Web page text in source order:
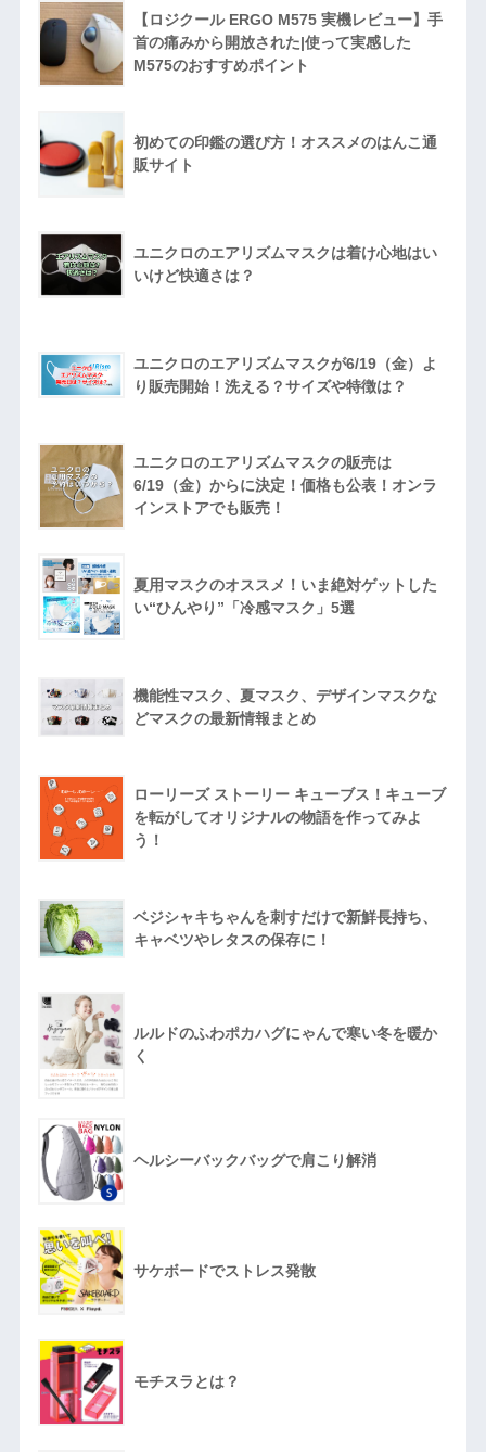
【ロジクール ERGO M575 実機レビュー】手
首の痛みから開放された|使って実感した
M575のおすすめポイント
初めての印鑑の選び方！オススメのはんこ通
販サイト
ユニクロのエアリズムマスクは着け心地はい
いけど快適さは？
ユニクロのエアリズムマスクが6/19（金）よ
り販売開始！洗える？サイズや特徴は？
ユニクロのエアリズムマスクの販売は
6/19（金）からに決定！価格も公表！オンラ
インストアでも販売！
夏用マスクのオススメ！いま絶対ゲットした
い“ひんやり”「冷感マスク」5選
機能性マスク、夏マスク、デザインマスクな
どマスクの最新情報まとめ
ローリーズ ストーリー キューブス！キューブ
を転がしてオリジナルの物語を作ってみよ
う！
ベジシャキちゃんを刺すだけで新鮮長持ち、
キャベツやレタスの保存に！
ルルドのふわポカハグにゃんで寒い冬を暖か
く
ヘルシーバックバッグで肩こり解消
サケボードでストレス発散
モチスラとは？